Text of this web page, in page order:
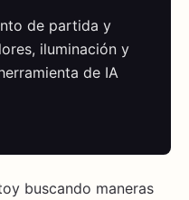
de partida y
iluminación y
de IA
buscando maneras